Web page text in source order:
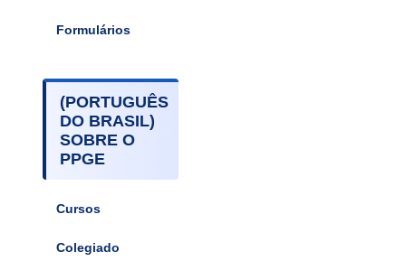
Formulários
(PORTUGUÊS
DO BRASIL)
SOBRE O
PPGE
Cursos
Colegiado